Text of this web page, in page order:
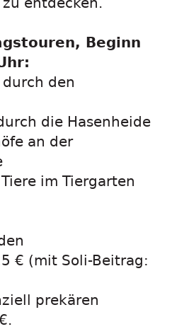
Beginn
den
die Hasenheide
an der
im Tiergarten
€ (mit Soli-Beitrag:
prekären